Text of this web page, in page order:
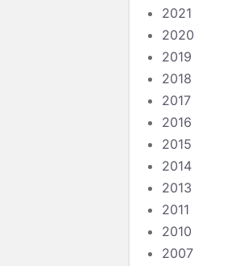
2021
2020
2019
2018
2017
2016
2015
2014
2013
2011
2010
2007